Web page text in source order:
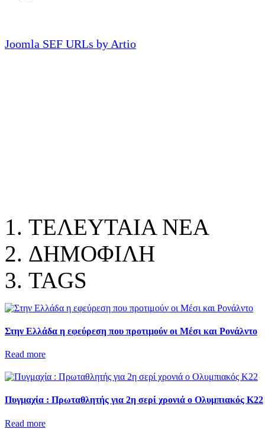
Joomla SEF URLs by Artio
ΤΕΛΕΥΤΑΙΑ ΝΕΑ
ΔΗΜΟΦΙΛΗ
TAGS
Στην Ελλάδα η εφεύρεση που προτιμούν οι Μέσι και Ρονάλντο
Read more
Πυγμαχία : Πρωταθλητής για 2η σερί χρονιά ο Ολυμπιακός Κ22
Read more